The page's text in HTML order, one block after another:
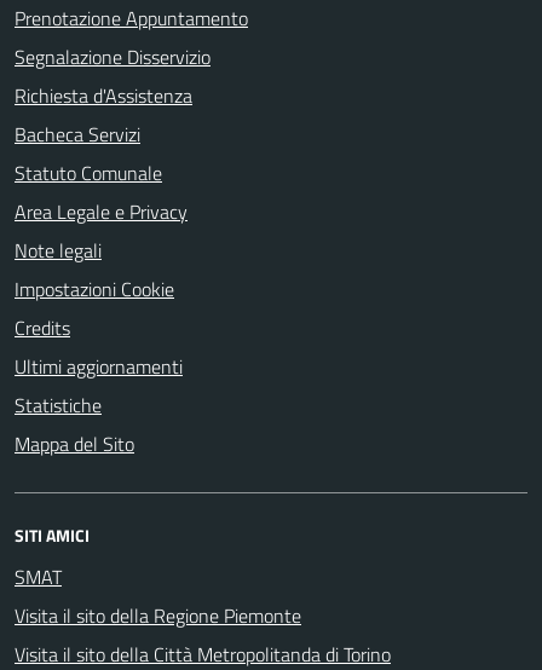
Prenotazione Appuntamento
Segnalazione Disservizio
Richiesta d'Assistenza
Bacheca Servizi
Statuto Comunale
Area Legale e Privacy
Note legali
Impostazioni Cookie
Credits
Ultimi aggiornamenti
Statistiche
Mappa del Sito
SITI AMICI
SMAT
Visita il sito della Regione Piemonte
Visita il sito della Città Metropolitanda di Torino